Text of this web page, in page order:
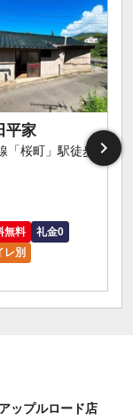
平家
「桜町」駅徒歩
無料
礼金0
レ別
ップルロード店